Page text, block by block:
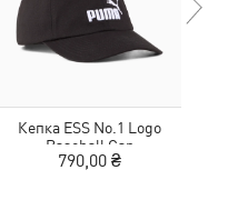
Кепка ESS No.1 Logo
Baseball Cap
790,00 ₴